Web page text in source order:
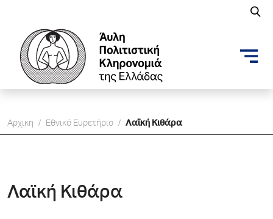
Αρχικη / Εθνικό Ευρετήριο / Λαϊκή Κιθάρα
Λαϊκή Κιθάρα